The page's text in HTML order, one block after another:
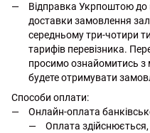
Відправка Укрпоштою до
доставки замовлення
середньому три-чотири
тарифів перевізника.
просимо ознайомитись з
будете отримувати
Способи оплати:
Онлайн-оплата
Оплата